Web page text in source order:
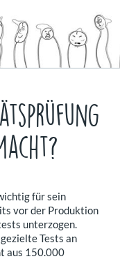
für sein
vor der Produktion
unterzogen.
Tests an
aus 150.000